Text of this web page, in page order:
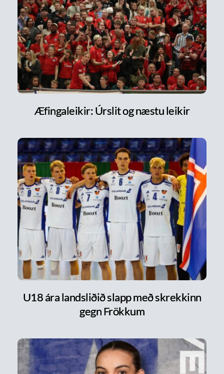
Æfingaleikir: Úrslit og næstu leikir
U18 ára landsliðið slapp með skrekkinn
gegn Frökkum